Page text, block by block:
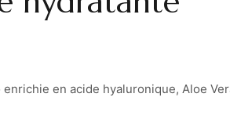
en acide hyaluronique, Aloe